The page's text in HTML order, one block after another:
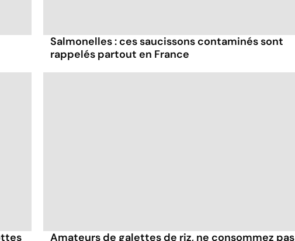
Salmonelles : ces saucissons contaminés sont
rappelés partout en France
Amateurs de galettes de riz, ne consommez pas